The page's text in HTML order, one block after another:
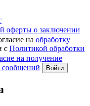
оферты о заключении
на обработку
с Политикой обработки
на получение
Войти